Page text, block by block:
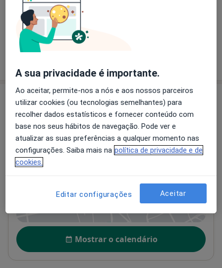
Detalhes
+ 31 serviços
Consultórios (3)
Morada 1 Morada 2 Morada 3
Hospital Da Ordem Terceira
Ampliar o mapa
Disponibilidade
Mostrar o calendário
A sua privacidade é importante.
Ao aceitar, permite-nos a nós e aos nossos parceiros
utilizar cookies (ou tecnologias semelhantes) para
recolher dados estatísticos e fornecer conteúdo com
base nos seus hábitos de navegação. Pode ver e
atualizar as suas preferências a qualquer momento nas
configurações. Saiba mais na política de privacidade e de
cookies.
Editar configurações Aceitar